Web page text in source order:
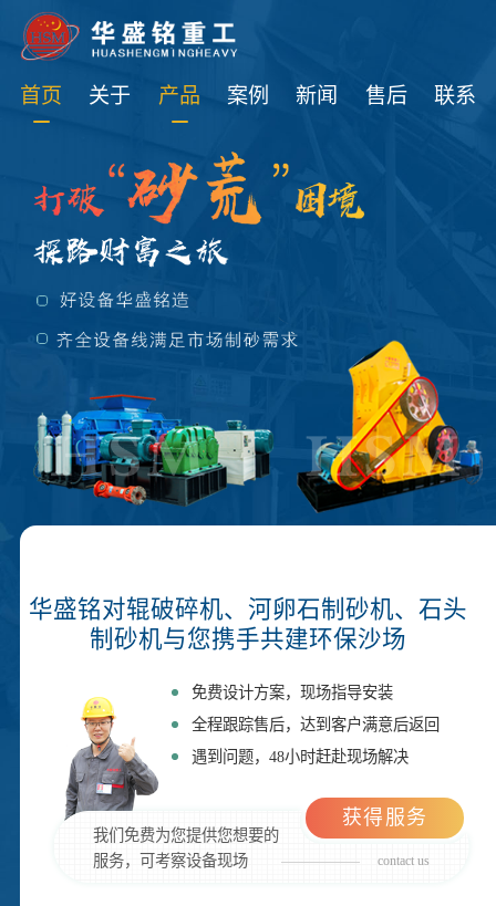
首页 关于 产品 案例 新闻 售后 联系
华盛铭对辊破碎机、河卵石制砂机、石头
制砂机与您携手共建环保沙场
免费设计方案，现场指导安装
全程跟踪售后，达到客户满意后返回
遇到问题，48小时赶赴现场解决
我们免费为您提供您想要的
服务，可考察设备现场
contact us
获得服务